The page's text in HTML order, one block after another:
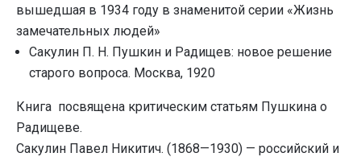
вышедшая в 1934 году в знаменитой серии «Жизнь
замечательных людей»
Сакулин П. Н. Пушкин и Радищев: новое решение
старого вопроса. Москва, 1920
Книга посвящена критическим статьям Пушкина о
Радищеве.
Сакулин Павел Никитич. (1868—1930) — российский и